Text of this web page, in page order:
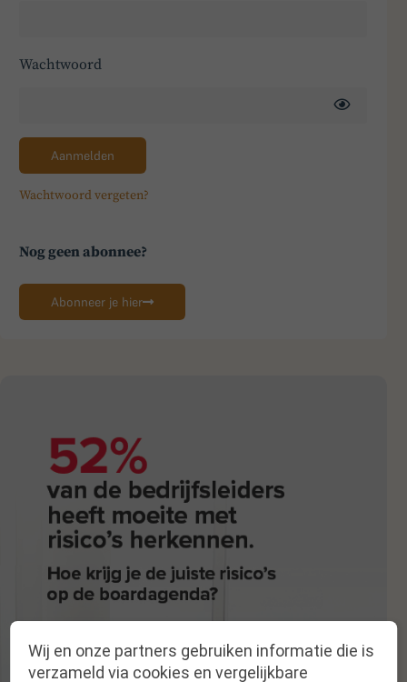
Wachtwoord
Aanmelden
Wachtwoord vergeten?
Nog geen abonnee?
Abonneer je hier
Wij en onze partners gebruiken informatie die is
verzameld via cookies en vergelijkbare